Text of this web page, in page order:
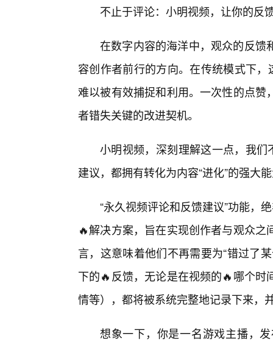
不止于评论：小明视频，让你的反
在数字内容的海洋中，观众的反馈
容创作者前行的方向。在传统模式下
难以被有效捕捉和利用。一次性的点
者错失关键的改进契机。
小明视频，深刻理解这一点，我们
建议，都拥有转化为内容“进化”的强大
“永久视频评论和反馈建议”功能，
🔥解决方案，旨在实现创作者与观众
言，这意味着他们不再需要为“错过了
下的🔥反馈，无论是在视频的🔥哪个
情等），都将被系统完整地记录下来，
想象一下，你是一名游戏主播，